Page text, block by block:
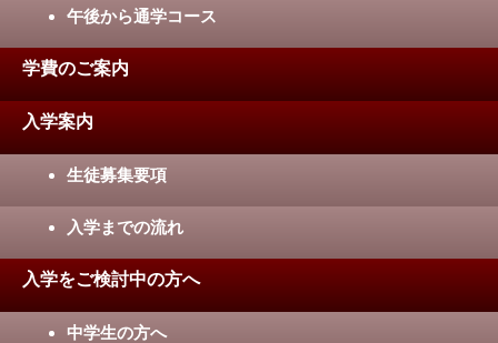
午後から通学コース
学費のご案内
入学案内
生徒募集要項
入学までの流れ
入学をご検討中の方へ
中学生の方へ